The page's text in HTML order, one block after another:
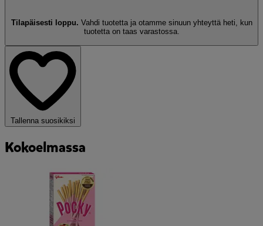
Tilapäisesti loppu. Vahdi tuotetta ja otamme sinuun yhteyttä heti, kun
tuotetta on taas varastossa.
Tallenna suosikiksi
Kokoelmassa